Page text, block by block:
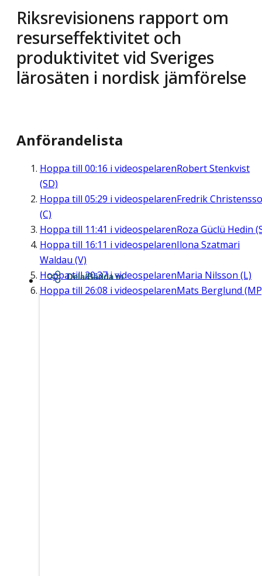
Riksrevisionens rapport om
resurseffektivitet och
produktivitet vid Sveriges
lärosäten i nordisk jämförelse
Anförandelista
Hoppa till 00:16 i videospelarenRobert Stenkvist
(SD)
Hoppa till 05:29 i videospelarenFredrik
(C)
Hoppa till 11:41 i videospelarenRoza Güclü Hedin
Hoppa till 16:11 i videospelarenIlona Szatmari
Waldau (V)
Hoppa till20:37i videospelarenMaria Nilsson (L)
Hoppa till 26:08 i videospelarenMats Berglund
Dela/Bädda in